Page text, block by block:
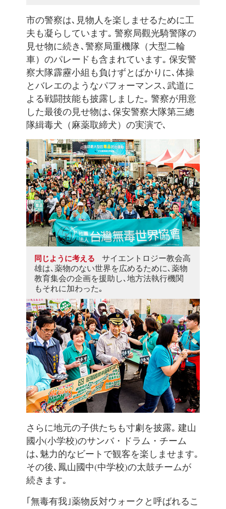
市の警察は､見物人を楽しませるために工
夫も凝らしています｡ 警察局觀光騎警隊の
見せ物に続き､警察局重機隊（大型二輪
車）のパレードも含まれています｡ 保安警
察大隊霹靂小組も負けずとばかりに､体操
とバレエのようなパフォーマンス､武道に
よる戦闘技能も披露しました｡ 警察が用意
した最後の見せ物は､保安警察大隊第三總
隊緝毒犬（麻薬取締犬）の実演で､
同じように考える
サイエントロジー教会高
雄は､薬物のない世界を広めるために､薬物
教育集会の企画を援助し､地方法執行機関
もそれに加わった｡
さらに地元の子供たちも寸劇を披露｡ 建山
國小(小学校)のサンバ・ドラム・チーム
は､魅力的なビートで観客を楽しませます｡
その後､鳳山國中(中学校)の太鼓チームが
続きます｡
｢無毒有我｣薬物反対ウォークと呼ばれるこ